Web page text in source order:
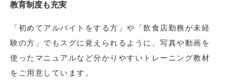
教育制度も充実
「初めてアルバイトをする方」や「飲食店勤務が未経
験の方」でもスグに覚えられるように、写真や動画を
使ったマニュアルなど分かりやすいトレーニング教材
をご用意しています。